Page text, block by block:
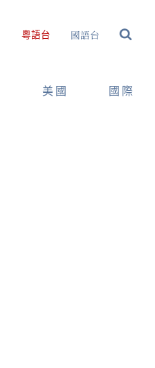
粵語台 國語台
美國 國際